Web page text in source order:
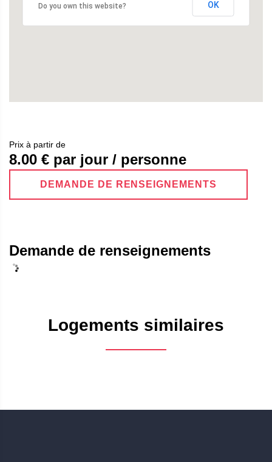
Do you own this website? OK
Prix ​​à partir de
8.00 € par jour / personne
DEMANDE DE RENSEIGNEMENTS
Demande de renseignements
Logements similaires